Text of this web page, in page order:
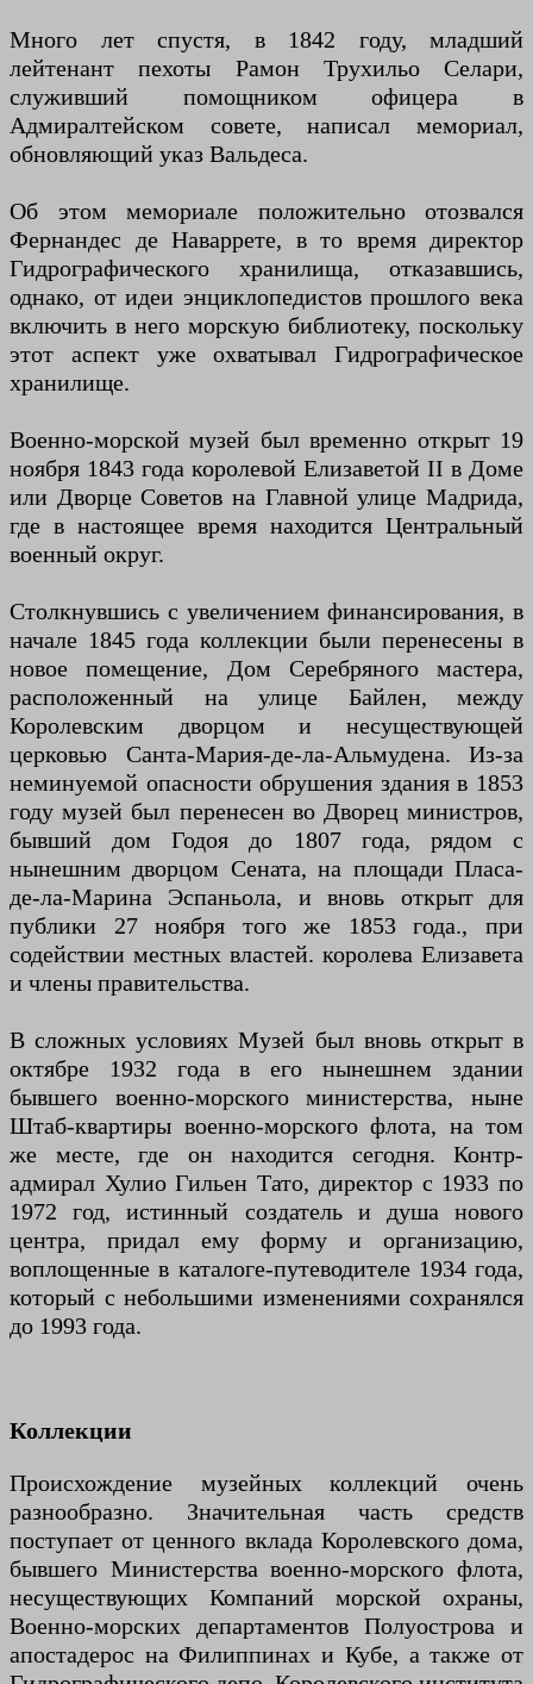
Много лет спустя, в 1842 году, младший
лейтенант пехоты Рамон Трухильо Селари,
служивший помощником офицера в
Адмиралтейском совете, написал мемориал,
обновляющий указ Вальдеса.
Об этом мемориале положительно отозвался
Фернандес де Наваррете, в то время директор
Гидрографического хранилища, отказавшись,
однако, от идеи энциклопедистов прошлого века
включить в него морскую библиотеку, поскольку
этот аспект уже охватывал Гидрографическое
хранилище.
Военно-морской музей был временно открыт 19
ноября 1843 года королевой Елизаветой II в Доме
или Дворце Советов на Главной улице Мадрида,
где в настоящее время находится Центральный
военный округ.
Столкнувшись с увеличением финансирования, в
начале 1845 года коллекции были перенесены в
новое помещение, Дом Серебряного мастера,
расположенный на улице Байлен, между
Королевским дворцом и несуществующей
церковью Санта-Мария-де-ла-Альмудена. Из-за
неминуемой опасности обрушения здания в 1853
году музей был перенесен во Дворец министров,
бывший дом Годоя до 1807 года, рядом с
нынешним дворцом Сената, на площади Пласа-
де-ла-Марина Эспаньола, и вновь открыт для
публики 27 ноября того же 1853 года., при
содействии местных властей. королева Елизавета
и члены правительства.
В сложных условиях Музей был вновь открыт в
октябре 1932 года в его нынешнем здании
бывшего военно-морского министерства, ныне
Штаб-квартиры военно-морского флота, на том
же месте, где он находится сегодня. Контр-
адмирал Хулио Гильен Тато, директор с 1933 по
1972 год, истинный создатель и душа нового
центра, придал ему форму и организацию,
воплощенные в каталоге-путеводителе 1934 года,
который с небольшими изменениями сохранялся
до 1993 года.
Коллекции
Происхождение музейных коллекций очень
разнообразно. Значительная часть средств
поступает от ценного вклада Королевского дома,
бывшего Министерства военно-морского флота,
несуществующих Компаний морской охраны,
Военно-морских департаментов Полуострова и
апостадерос на Филиппинах и Кубе, а также от